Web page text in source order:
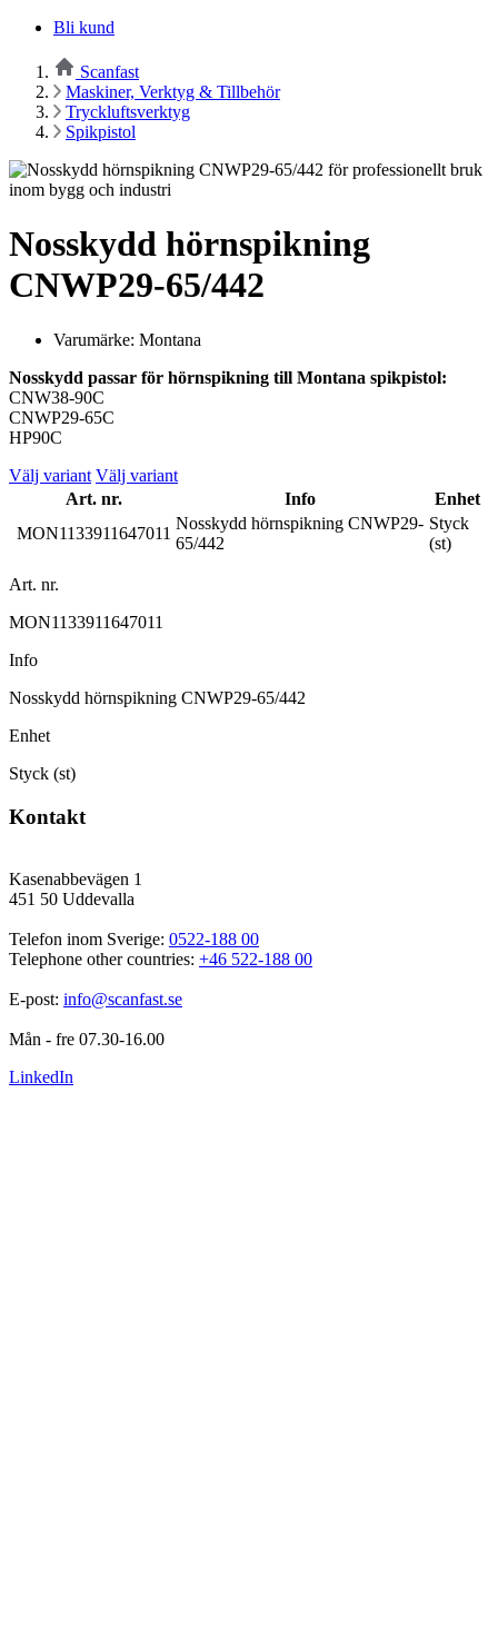
Bli kund
Scanfast
Maskiner, Verktyg & Tillbehör
Tryckluftsverktyg
Spikpistol
Nosskydd hörnspikning
CNWP29-65/442
Varumärke: Montana
Nosskydd passar för hörnspikning till Montana spikpistol:
CNW38-90C
CNWP29-65C
HP90C
Välj variant Välj variant
Art. nr.
Info
Enhet
MON1133911647011
Nosskydd hörnspikning CNWP29-
65/442
Styck
(st)
Art. nr.
MON1133911647011
Info
Nosskydd hörnspikning CNWP29-65/442
Enhet
Styck (st)
Kontakt
Kasenabbevägen 1
451 50 Uddevalla
Telefon inom Sverige: 0522-188 00
Telephone other countries: +46 522-188 00
E-post: info@scanfast.se
Mån - fre 07.30-16.00
LinkedIn